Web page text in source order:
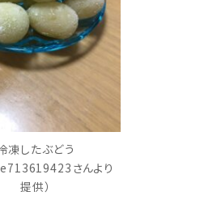
凍したぶどう
さんより
提供）